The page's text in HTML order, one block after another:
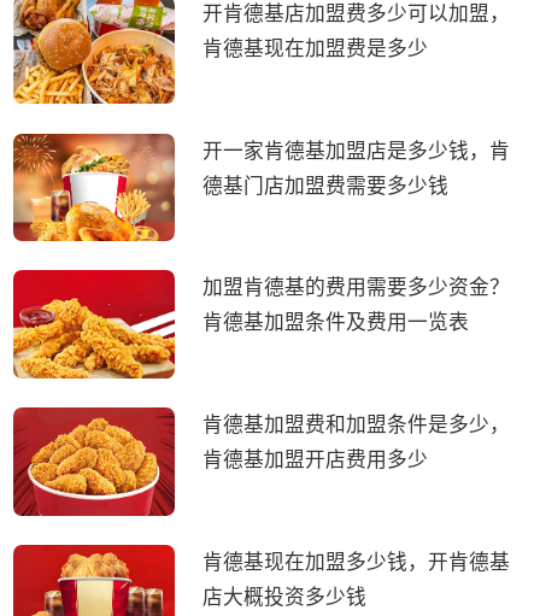
开肯德基店加盟费多少可以加盟，
肯德基现在加盟费是多少
开一家肯德基加盟店是多少钱，肯
德基门店加盟费需要多少钱
加盟肯德基的费用需要多少资金？
肯德基加盟条件及费用一览表
肯德基加盟费和加盟条件是多少，
肯德基加盟开店费用多少
肯德基现在加盟多少钱，开肯德基
店大概投资多少钱